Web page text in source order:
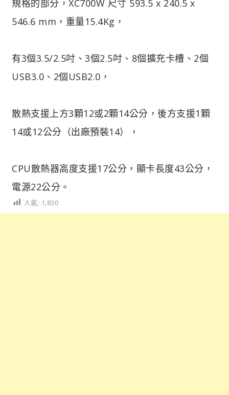
規格的部分，XC700W 尺寸 593.5 x 240.5 x
546.6 mm，重量15.4Kg，
有3個3.5/2.5吋、3個2.5吋、8個擴充卡槽、2個
USB3.0、2個USB2.0，
散熱支援上方3顆12或2顆14公分，後方支援1顆
14或12公分（出廠預裝14），
CPU散熱器高度支援17公分，顯卡長度43公分，
電源22公分。
人氣: 1,830